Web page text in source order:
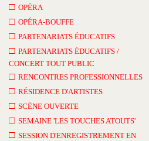
□ OPÉRA
□ OPÉRA-BOUFFE
□ PARTENARIATS ÉDUCATIFS
□ PARTENARIATS ÉDUCATIFS /
CONCERT TOUT PUBLIC
□ RENCONTRES PROFESSIONNELLES
□ RÉSIDENCE D'ARTISTES
□ SCÈNE OUVERTE
□ SEMAINE 'LES TOUCHES ATOUTS'
□ SESSION D'ENREGISTREMENT EN